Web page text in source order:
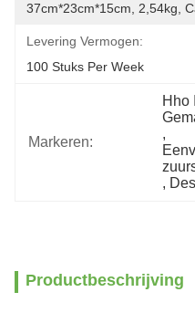
37cm*23cm*15cm, 2,54kg,
Levering Vermogen:
100 Stuks Per Week
Markeren:
Hho
,
,
Productbeschrijving